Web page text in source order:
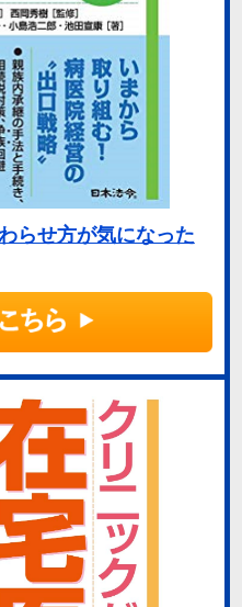
らせ方が気になった